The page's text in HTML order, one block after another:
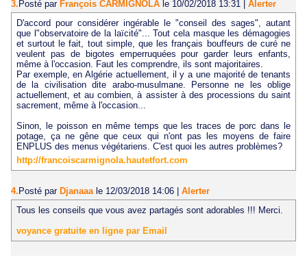
3. Posté par François CARMIGNOLA le 10/02/2018 13:31
Alerter
D'accord pour considérer ingérable le "conseil des sages", autant
que l"observatoire de la laïcité"... Tout cela masque les démagogies
et surtout le fait, tout simple, que les français bouffeurs de curé ne
veulent pas de bigotes emperruquées pour garder leurs enfants,
même à l'occasion. Faut les comprendre, ils sont majoritaires.
Par exemple, en Algérie actuellement, il y a une majorité de tenants
de la civilisation dite arabo-musulmane. Personne ne les oblige
actuellement, et au combien, à assister à des processions du saint
sacrement, même à l'occasion...
Sinon, le poisson en même temps que les traces de porc dans le
potage, ça ne gêne que ceux qui n'ont pas les moyens de faire
ENPLUS des menus végétariens. C'est quoi les autres problèmes?
http://francoiscarmignola.hautetfort.com
4. Posté par Djanaaa le 12/03/2018 14:06
Alerter
Tous les conseils que vous avez partagés sont adorables !!! Merci.
voyance gratuite en ligne par Email